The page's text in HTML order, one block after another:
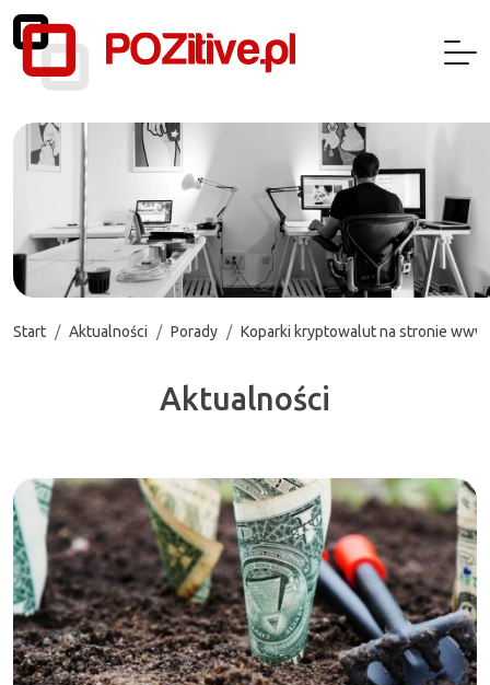
Aktualności
Start Aktualności Porady Koparki kryptowalut na stronie www.